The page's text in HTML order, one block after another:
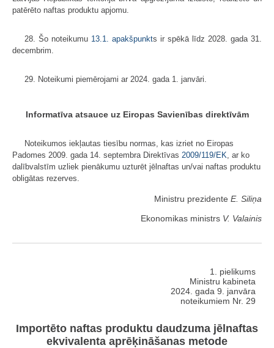
patērēto naftas produktu apjomu.
28. Šo noteikumu 13.1. apakšpunkts ir spēkā līdz 2028. gada 31.
decembrim.
29. Noteikumi piemērojami ar 2024. gada 1. janvāri.
Informatīva atsauce uz Eiropas Savienības direktīvām
Noteikumos iekļautas tiesību normas, kas izriet no Eiropas
Padomes 2009. gada 14. septembra Direktīvas 2009/119/EK, ar ko
dalībvalstīm uzliek pienākumu uzturēt jēlnaftas un/vai naftas produktu
obligātas rezerves.
Ministru prezidente E. Siliņa
Ekonomikas ministrs V. Valainis
1. pielikums
Ministru kabineta
2024. gada 9. janvāra
noteikumiem Nr. 29
Importēto naftas produktu daudzuma jēlnaftas
ekvivalenta aprēķināšanas metode